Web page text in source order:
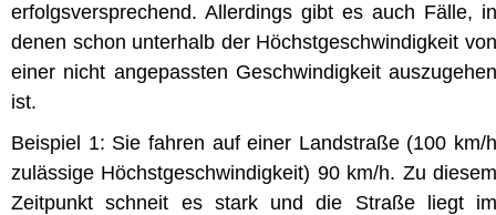
erfolgsversprechend. Allerdings gibt es auch Fälle, in
denen schon unterhalb der Höchstgeschwindigkeit von
einer nicht angepassten Geschwindigkeit auszugehen
ist.
Beispiel 1: Sie fahren auf einer Landstraße (100 km/h
zulässige Höchstgeschwindigkeit) 90 km/h. Zu diesem
Zeitpunkt schneit es stark und die Straße liegt im